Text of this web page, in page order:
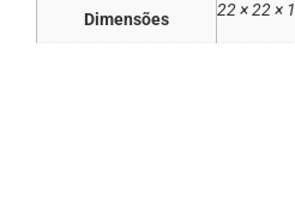
Dimensões 22 × 22 ×